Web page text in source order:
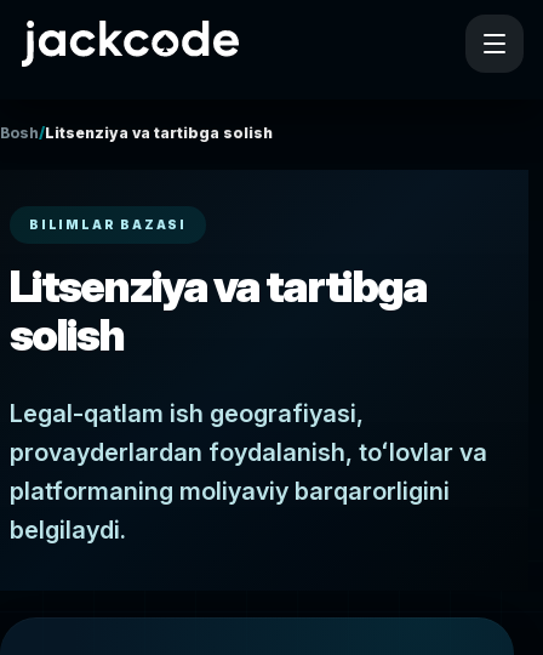
Bosh/Litsenziya va tartibga solish
BILIMLAR BAZASI
Litsenziya va tartibga
solish
Legal-qatlam ish geografiyasi,
provayderlardan foydalanish, toʻlovlar va
platformaning moliyaviy barqarorligini
belgilaydi.